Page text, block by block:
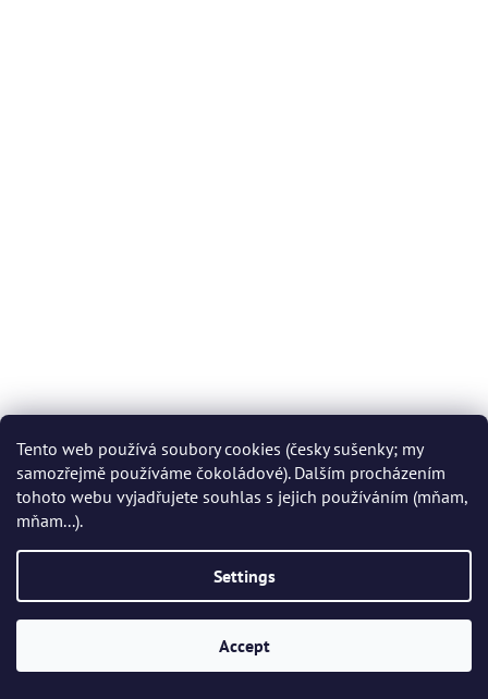
Tento web používá soubory cookies (česky sušenky; my
samozřejmě používáme čokoládové). Dalším procházením
tohoto webu vyjadřujete souhlas s jejich používáním (mňam,
mňam...).
Settings
Accept